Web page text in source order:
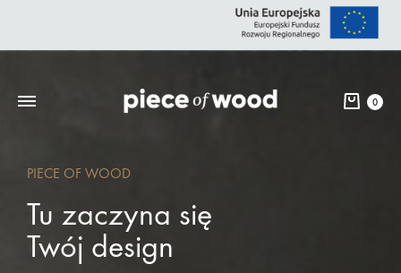
0
PIECE OF WOOD
Tu zaczyna się
Twój design